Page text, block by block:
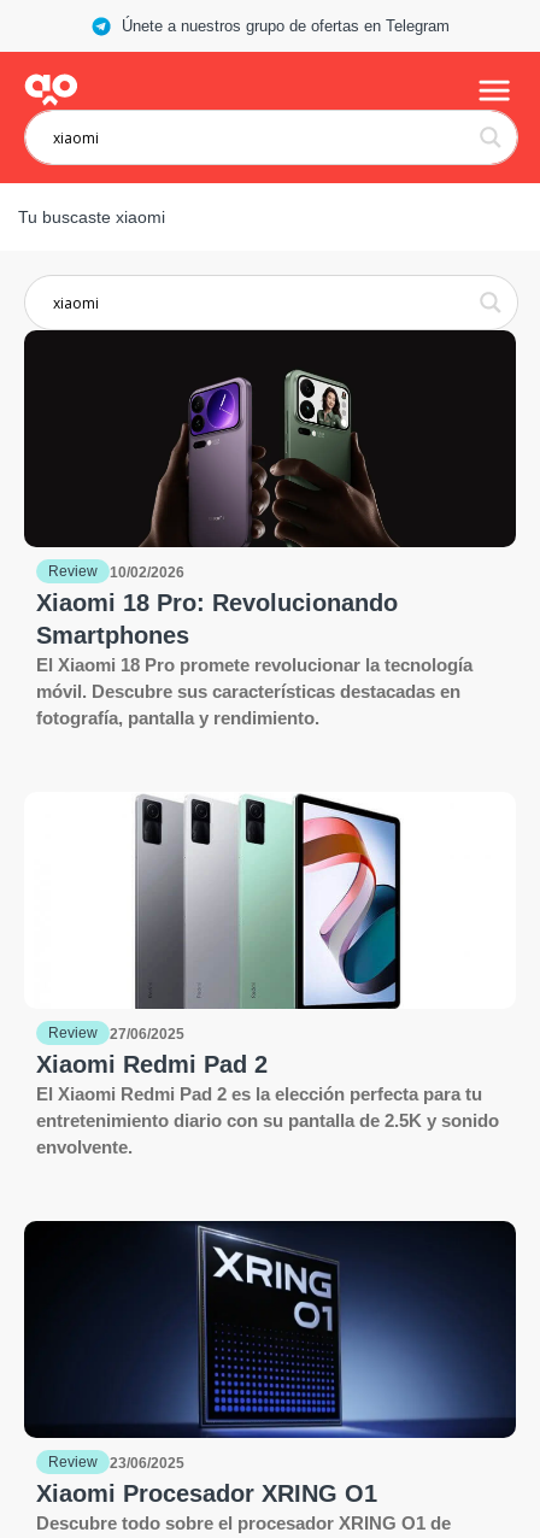
Únete a nuestros grupo de ofertas en Telegram
Tu buscaste xiaomi
Review 10/02/2026
Xiaomi 18 Pro: Revolucionando
Smartphones
El Xiaomi 18 Pro promete revolucionar la tecnología
móvil. Descubre sus características destacadas en
fotografía, pantalla y rendimiento.
Review 27/06/2025
Xiaomi Redmi Pad 2
El Xiaomi Redmi Pad 2 es la elección perfecta para tu
entretenimiento diario con su pantalla de 2.5K y sonido
envolvente.
Review 23/06/2025
Xiaomi Procesador XRING O1
Descubre todo sobre el procesador XRING O1 de